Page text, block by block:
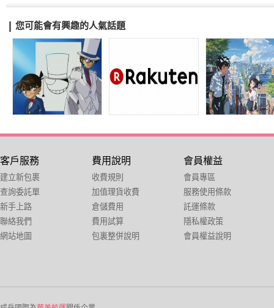
您可能會有興趣的人氣話題
客戶服務
建立新包裹
查詢委託單
新手上路
聯絡我們
網站地圖
費用說明
收費規則
加值理貨收費
倉儲費用
費用試算
包裏整併說明
會員權益
會員專區
服務使用條款
託運條款
隱私權政策
會員權益說明